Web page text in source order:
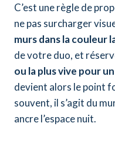
C’est une règle de
ne pas surcharger
murs dans la couleur
de votre duo, et
ou la plus vive pour
devient alors le point
souvent, il s’agit du
ancre l’espace nuit.